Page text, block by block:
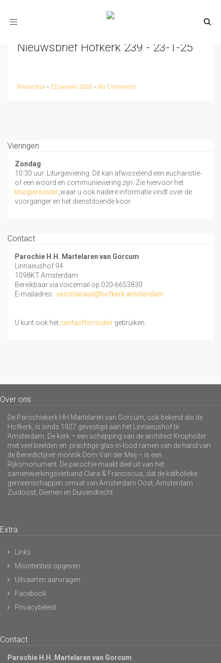
Toggle
Nieuwsbrief Hofkerk 239 - 23-1-25
Redacteur - 22 januari 2026 - No Comments
Vieringen
Zondag
10:30 uur: Liturgieviering. Dit kan afwisselend een eucharistie-
of een woord en communieviering zijn. Zie hiervoor het
liturgierooster,waar u ook nadere informatie vindt over de
voorganger en het dienstdoende koor.
Contact
Parochie H.H. Martelaren van Gorcum
Linnaeushof 94
1098KT Amsterdam
Bereikbaar via voicemail op 020-6653830
E-mailadres: secretariaat@hofkerk.amsterdam
U kunt ook hetcontactformulier gebruiken.
Over ons
De Parochiekerk HH Martelaren van Gorcum, ook bekend als de
Hofkerk, is sinds 1927 gevestigd aan het Linnaeushof te
Amsterdam. De kerk – een schepping van de architect Kropholler
met veel beelden en prachtige glas-in-lood ramen van de hand van
de Benedictijner monnik Dom Van der Meij – is een
Rijksmonument. De parochie maakt deel uit van het
samenwerkingsverband Clara & Franciscus, dat de katholieke
gemeenschappen omvat van Amsterdam Oost, Amsterdam
Zuidoost, Diemen en Duivendrecht.
Extra
Links
Misintenties opgeven
Uitvaarten aanvragen
Facebook
Privacybeleid
Contact
Parochie H.H. Martelaren van Gorcum